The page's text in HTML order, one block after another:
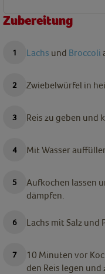
Zubereitung
Lachs und Broccoli
Zwiebelwürfel in
Reis zu geben und
Mit Wasser
Aufkochen lassen
dämpfen.
Lachs mit Salz und
10 Minuten vor
den Reis legen